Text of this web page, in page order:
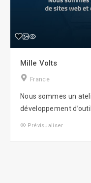
Mille Volts
France
Nous sommes un
développement
Prévisualiser